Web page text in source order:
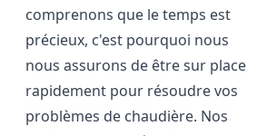
comprenons que le temps est
précieux, c'est pourquoi nous
nous assurons de être sur place
rapidement pour résoudre vos
problèmes de chaudière. Nos